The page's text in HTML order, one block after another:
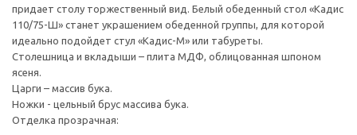
придает столу торжественный вид. Белый обеденный стол «Кадис
110/75-Ш» станет украшением обеденной группы, для которой
идеально подойдет стул «Кадис-М» или табуреты.
Столешница и вкладыши – плита МДФ, облицованная шпоном
ясеня.
Царги – массив бука.
Ножки - цельный брус массива бука.
Отделка прозрачная: